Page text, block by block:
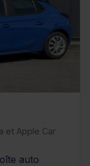
et Apple Car
auto